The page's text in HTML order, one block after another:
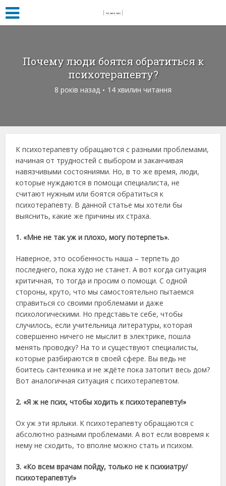
Почему люди боятся обратиться к
психотерапевту?
8 років назад 14 хвилин читання
К психотерапевту обращаются с разными проблемами,
начиная от трудностей с выбором и заканчивая
навязчивыми состояниями. Но, в то же время, люди,
которые нуждаются в помощи специалиста, не
считают нужным или боятся обратиться к
психотерапевту. В данной статье мы хотели бы
выяснить, какие же причины их страха.
1. «Мне не так уж и плохо, могу потерпеть».
Наверное, это особенность наша – терпеть до
последнего, пока худо не станет. А вот когда ситуация
критичная, то тогда и просим о помощи. С одной
стороны, круто, что мы самостоятельно пытаемся
справиться со своими проблемами и даже
психологическими. Но представьте себе, чтобы
случилось, если учительница литературы, которая
совершенно ничего не мыслит в электрике, пошла
менять проводку? На то и существуют специалисты,
которые разбираются в своей сфере. Вы ведь не
боитесь сантехника и не ждёте пока затопит весь дом?
Вот аналогичная ситуация с психотерапевтом.
2. «Я ж не псих, чтобы ходить к психотерапевту!»
Ох уж эти ярлыки. К психотерапевту обращаются с
абсолютно разными проблемами. А вот если вовремя к
нему не сходить, то вполне можно стать и психом.
3. «Ко всем врачам пойду, только не к психиатру/
психотерапевту!»